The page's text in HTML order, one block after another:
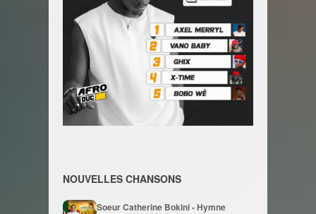
NOUVELLES CHANSONS
Soeur Catherine Bokini - Hymne